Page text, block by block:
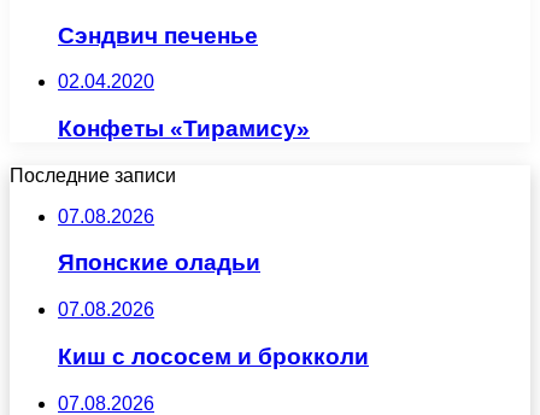
Сэндвич печенье
02.04.2020
Конфеты «Тирамису»
Последние записи
07.08.2026
Японские оладьи
07.08.2026
Киш с лососем и брокколи
07.08.2026